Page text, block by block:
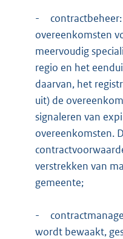
-
overeenkomsten
meervoudig
regio en het
daarvan, het
uit) de
signaleren van
overeenkomsten.
verstrekken van
gemeente;
-
wordt bewaakt,